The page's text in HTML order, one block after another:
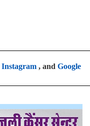
Instagram, and Google